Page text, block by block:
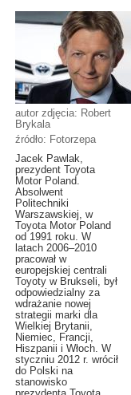
autor zdjęcia: Robert
Brykala
źródło: Fotorzepa
Jacek Pawlak,
prezydent Toyota
Motor Poland.
Absolwent
Politechniki
Warszawskiej, w
Toyota Motor Poland
od 1991 roku. W
latach 2006–2010
pracował w
europejskiej centrali
Toyoty w Brukseli, był
odpowiedzialny za
wdrażanie nowej
strategii marki dla
Wielkiej Brytanii,
Niemiec, Francji,
Hiszpanii i Włoch. W
styczniu 2012 r. wrócił
do Polski na
stanowisko